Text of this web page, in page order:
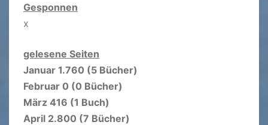
Gesponnen
x
gelesene Seiten
Januar 1.760 (5 Bücher)
Februar 0 (0 Bücher)
März 416 (1 Buch)
April 2.800 (7 Bücher)